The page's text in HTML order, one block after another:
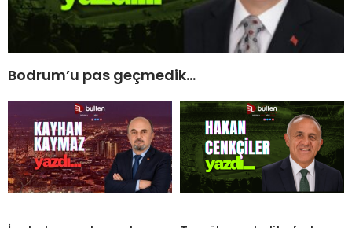
Bodrum’u pas geçmedik…